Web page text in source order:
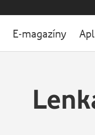
E-magazíny